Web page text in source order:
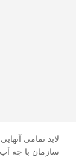
لابد تمامی
سازمان با چه